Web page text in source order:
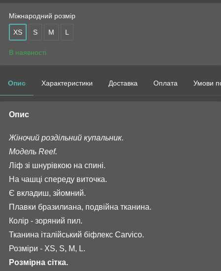
Міжнародний розмір
XS S M L
В наявності
Опис Характеристики Доставка Оплата Умови
Опис
Жіночий роздільний купальник.
Модель Reef.
Ліф зі шнурівкою на спині.
На чашці спереду виточка.
Є вкладиш, зйомний.
Плавки бразилиана, подвійна тканина.
Колір - зоряний пил.
Тканина італійський біфлекс Carvico.
Розміри - XS, S, M, L.
Розмірна сітка.